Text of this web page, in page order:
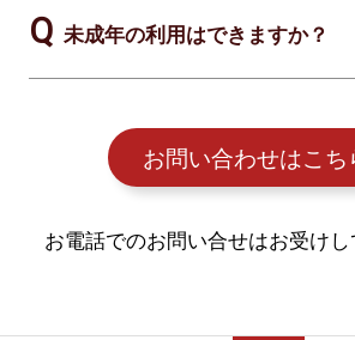
未成年の利用はできますか？
お問い合わせはこち
お電話でのお問い合せはお受けし